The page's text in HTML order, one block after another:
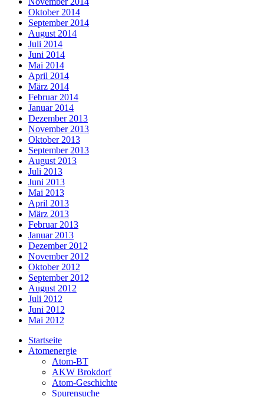
Oktober 2014
September 2014
August 2014
Juli 2014
Juni 2014
Mai 2014
April 2014
März 2014
Februar 2014
Januar 2014
Dezember 2013
November 2013
Oktober 2013
September 2013
August 2013
Juli 2013
Juni 2013
Mai 2013
April 2013
März 2013
Februar 2013
Januar 2013
Dezember 2012
November 2012
Oktober 2012
September 2012
August 2012
Juli 2012
Juni 2012
Mai 2012
Startseite
Atomenergie
Atom-BT
AKW Brokdorf
Atom-Geschichte
Spurensuche